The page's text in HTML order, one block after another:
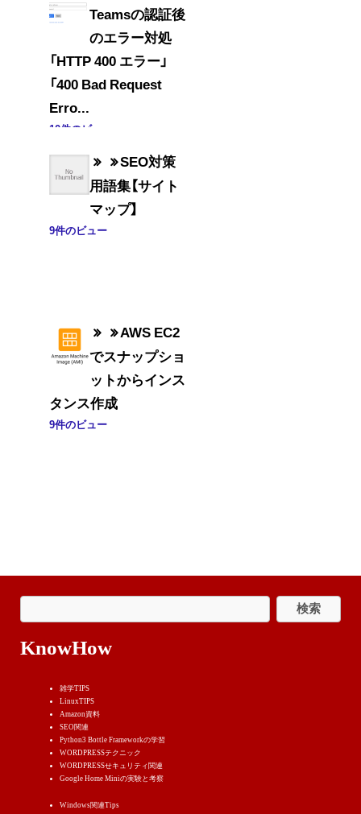
Teamsの認証後
のエラー対処
「HTTP 400 エラー」
「400 Bad Request
Erro...
10件のビュー
SEO対策
用語集【サイト
マップ】
9件のビュー
AWS EC2
でスナップショ
ットからインス
タンス作成
9件のビュー
KnowHow
雑学TIPS
LinuxTIPS
Amazon資料
SEO関連
Python3 Bottle Frameworkの学習
WORDPRESSテクニック
WORDPRESSせキュリティ関連
Google Home Miniの実験と考察
Windows関連Tips